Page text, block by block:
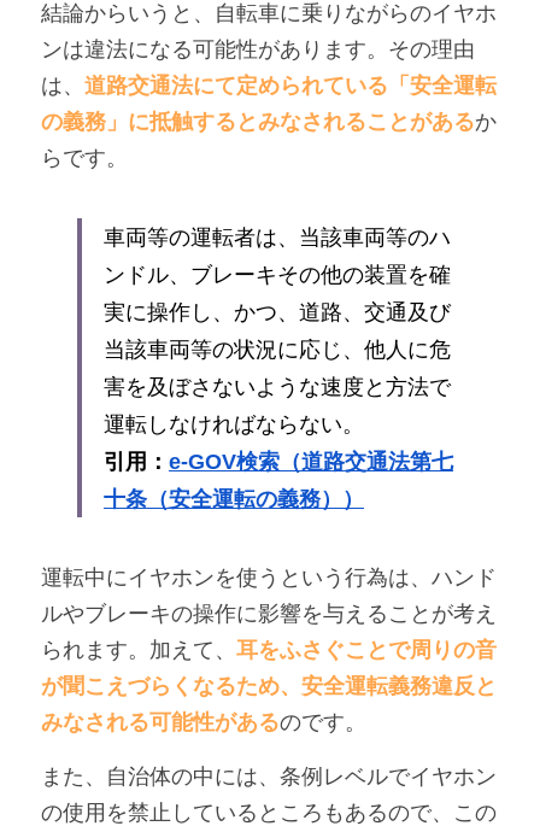
結論からいうと、自転車に乗りながらのイヤホ
ンは違法になる可能性があります。その理由
は、 道路交通法にて定められている「安全運転
の義務」に抵触するとみなされることがあるか
らです。
車両等の運転者は、当該車両等のハ
ンドル、ブレーキその他の装置を確
実に操作し、かつ、道路、交通及び
当該車両等の状況に応じ、他人に危
害を及ぼさないような速度と方法で
運転しなければならない。
引用： e-GOV検索（道路交通法第七
十条（安全運転の義務））
運転中にイヤホンを使うという行為は、ハンド
ルやブレーキの操作に影響を与えることが考え
られます。加えて、 耳をふさぐことで周りの音
が聞こえづらくなるため、安全運転義務違反と
みなされる可能性があるのです。
また、自治体の中には、条例レベルでイヤホン
の使用を禁止しているところもあるので、この